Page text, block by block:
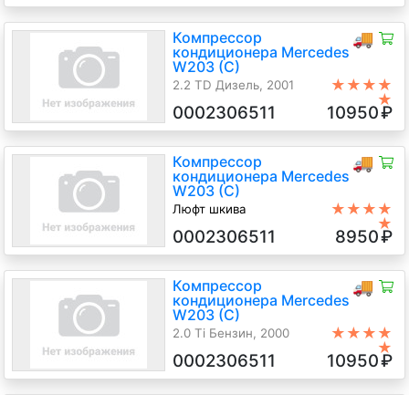
🚚
Компрессор
кондиционера Mercedes
W203 (C)
2.2 TD Дизель, 2001
★★★★
★
0002306511 10950₽
🚚
Компрессор
кондиционера Mercedes
W203 (C)
Люфт шкива
★★★★
★
0002306511 8950₽
🚚
Компрессор
кондиционера Mercedes
W203 (C)
2.0 Ti Бензин, 2000
★★★★
★
0002306511 10950₽